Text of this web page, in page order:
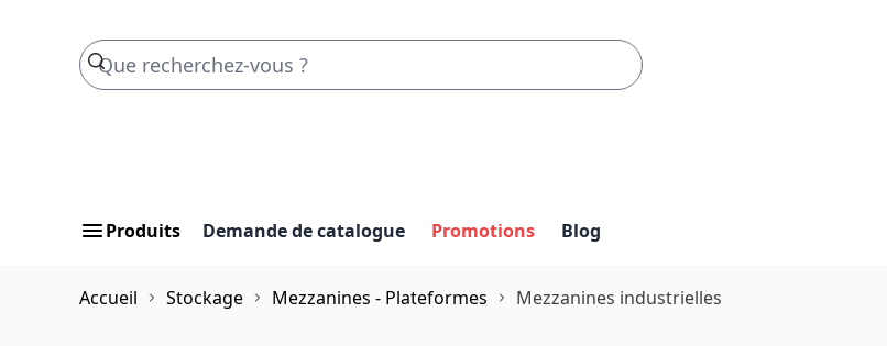
Produits Demande de catalogue Promotions Blog
Accueil Stockage Mezzanines - Plateformes Mezzanines industrielles